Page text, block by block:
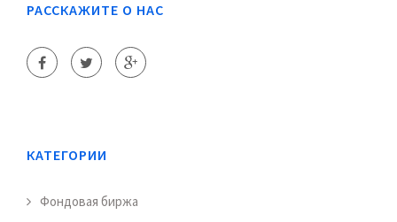
РАССКАЖИТЕ О НАС
КАТЕГОРИИ
Фондовая биржа